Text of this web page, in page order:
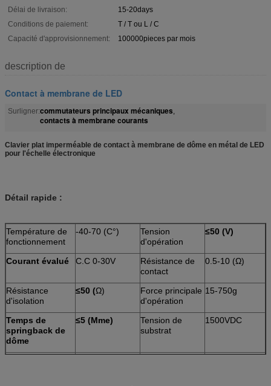
Délai de livraison:
15-20days
Conditions de paiement:
T / T ou L / C
Capacité d'approvisionnement:
100000pieces par mois
description de
Contact à membrane de LED
Surligner:commutateurs principaux mécaniques,
contacts à membrane courants
Clavier plat imperméable de contact à membrane de dôme en métal de LED
pour l'échelle électronique
Détail rapide :
Température de
fonctionnement
-40-70 (C°)
Tension
d'opération
≤50 (V)
Courant évalué C.C 0-30V
Résistance de
contact
0.5-10 (Ω)
Résistance
d'isolation
≤50 (Ω)
Force principale
d'opération
15-750g
Temps de
springback de
dôme
≤5 (Mme)
Tension de
substrat
1500VDC